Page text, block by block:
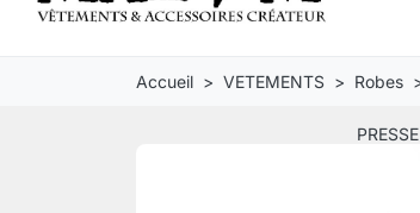
PRESSE
Accueil VETEMENTS Robes